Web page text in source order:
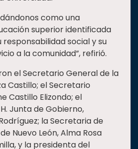
como una
superior identificada
responsabilidad social y su
a la comunidad”, refirió.
el Secretario General de la
Castillo; el Secretario
Castillo Elizondo; el
Junta de Gobierno,
la Secretaria de
Nuevo León, Alma Rosa
y la presidenta del